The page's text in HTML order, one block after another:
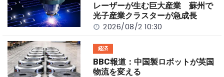
レーザーが生む巨大産業 蘇州で
光子産業クラスターが急成長
2026/08/2 10:30
経済
BBC報道：中国製ロボットが英国
物流を変える